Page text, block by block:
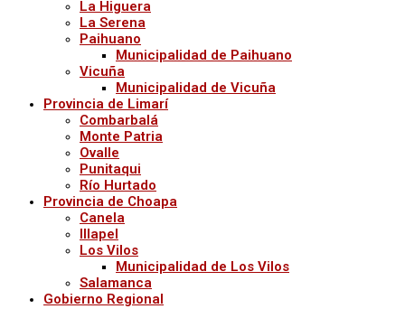
La Higuera
La Serena
Paihuano
Municipalidad de Paihuano
Vicuña
Municipalidad de Vicuña
Provincia de Limarí
Combarbalá
Monte Patria
Ovalle
Punitaqui
Río Hurtado
Provincia de Choapa
Canela
Illapel
Los Vilos
Municipalidad de Los Vilos
Salamanca
Gobierno Regional